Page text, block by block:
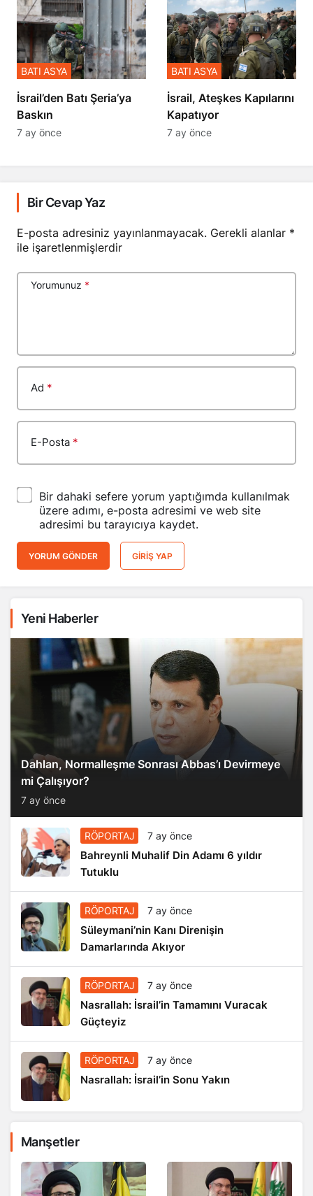
​​​​​​​İsrail’den Batı Şeria’ya
Baskın
BATI ASYA
7 ay önce
İsrail, Ateşkes Kapılarını
Kapatıyor
BATI ASYA
7 ay önce
Bir Cevap Yaz
E-posta adresiniz yayınlanmayacak. Gerekli alanlar *
ile işaretlenmişlerdir
Yorumunuz *
Ad *
E-Posta *
Bir dahaki sefere yorum yaptığımda kullanılmak
üzere adımı, e-posta adresimi ve web site
adresimi bu tarayıcıya kaydet.
YORUM GÖNDER GIRIŞ YAP
Yeni Haberler
Dahlan, Normalleşme Sonrası Abbas’ı Devirmeye
mi Çalışıyor?
7 ay önce
RÖPORTAJ 7 ay önce
Bahreynli Muhalif Din Adamı 6 yıldır
Tutuklu
RÖPORTAJ 7 ay önce
Süleymani’nin Kanı Direnişin
Damarlarında Akıyor
RÖPORTAJ 7 ay önce
Nasrallah: İsrail’in Tamamını Vuracak
Güçteyiz
RÖPORTAJ 7 ay önce
Nasrallah: İsrail’in Sonu Yakın
Manşetler